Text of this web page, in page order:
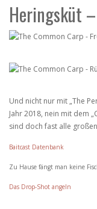
Heringsküt
Und nicht nur mit „The
Jahr 2018, nein mit dem
sind doch fast alle
Baitcast Datenbank
Zu Hause fängt man keine
Das Drop-Shot angeln